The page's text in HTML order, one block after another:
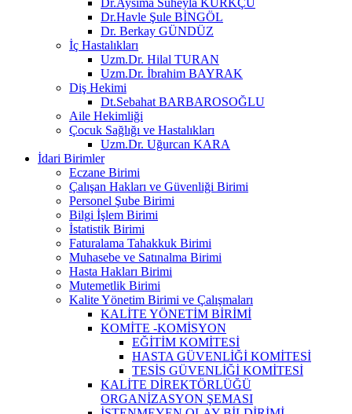
Dr.Havle Şule BİNGÖL
Dr. Berkay GÜNDÜZ
İç Hastalıkları
Uzm.Dr. Hilal TURAN
Uzm.Dr. İbrahim BAYRAK
Diş Hekimi
Dt.Sebahat BARBAROSOĞLU
Aile Hekimliği
Çocuk Sağlığı ve Hastalıkları
Uzm.Dr. Uğurcan KARA
İdari Birimler
Eczane Birimi
Çalışan Hakları ve Güvenliği Birimi
Personel Şube Birimi
Bilgi İşlem Birimi
İstatistik Birimi
Faturalama Tahakkuk Birimi
Muhasebe ve Satınalma Birimi
Hasta Hakları Birimi
Mutemetlik Birimi
Kalite Yönetim Birimi ve Çalışmaları
KALİTE YÖNETİM BİRİMİ
KOMİTE -KOMİSYON
EĞİTİM KOMİTESİ
HASTA GÜVENLİĞİ KOMİTESİ
TESİS GÜVENLİĞİ KOMİTESİ
KALİTE DİREKTÖRLÜĞÜ
ORGANİZASYON ŞEMASI